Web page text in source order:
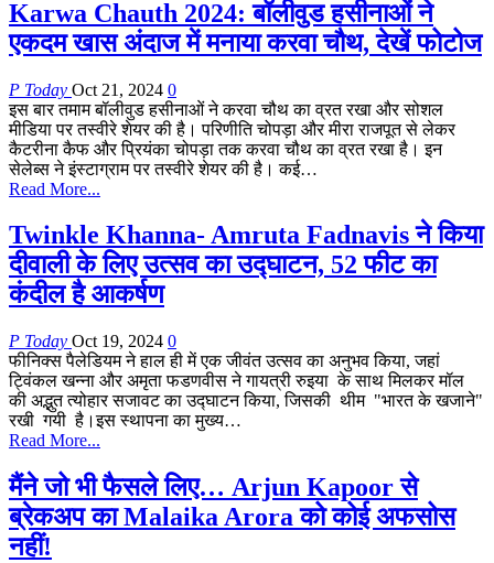
Karwa Chauth 2024: बॉलीवुड हसीनाओं ने
एकदम खास अंदाज में मनाया करवा चौथ, देखें फोटोज
P Today Oct 21, 2024 0
इस बार तमाम बॉलीवुड हसीनाओं ने करवा चौथ का व्रत रखा और सोशल
मीडिया पर तस्वीरे शेयर की है। परिणीति चोपड़ा और मीरा राजपूत से लेकर
कैटरीना कैफ और प्रियंका चोपड़ा तक करवा चौथ का व्रत रखा है। इन
सेलेब्स ने इंस्टाग्राम पर तस्वीरे शेयर की है। कई…
Read More...
Twinkle Khanna- Amruta Fadnavis ने किया
दीवाली के लिए उत्सव का उद्घाटन, 52 फीट का
कंदील है आकर्षण
P Today Oct 19, 2024 0
फीनिक्स पैलेडियम ने हाल ही में एक जीवंत उत्सव का अनुभव किया, जहां
ट्विंकल खन्ना और अमृता फडणवीस ने गायत्री रुइया के साथ मिलकर मॉल
की अद्भुत त्योहार सजावट का उद्घाटन किया, जिसकी थीम "भारत के खजाने"
रखी गयी है।इस स्थापना का मुख्य…
Read More...
मैंने जो भी फैसले लिए… Arjun Kapoor से
ब्रेकअप का Malaika Arora को कोई अफसोस
नहीं!